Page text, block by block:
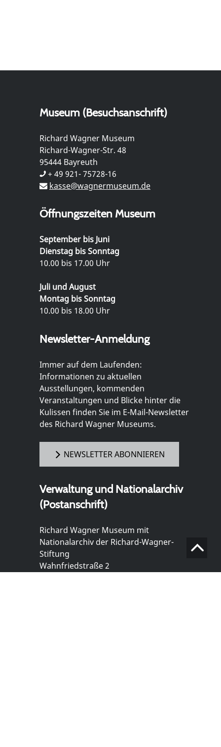
Museum (Besuchsanschrift)
Richard Wagner Museum
Richard-Wagner-Str. 48
95444 Bayreuth
+ 49 921- 75728-16
kasse@wagnermuseum.de
Öffnungszeiten Museum
September bis Juni
Dienstag bis Sonntag
10.00 bis 17.00 Uhr
Juli und August
Montag bis Sonntag
10.00 bis 18.00 Uhr
Newsletter-Anmeldung
Immer auf dem Laufenden:
Informationen zu aktuellen
Ausstellungen, kommenden
Veranstaltungen und Blicke hinter die
Kulissen finden Sie im E-Mail-Newsletter
des Richard Wagner Museums.
NEWSLETTER ABONNIEREN
Verwaltung und Nationalarchiv
(Postanschrift)
Richard Wagner Museum mit
Nationalarchiv der Richard-Wagner-
Stiftung
Wahnfriedstraße 2